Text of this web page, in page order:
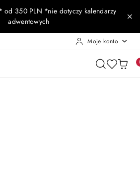
głównej
konto
głównego
produktu
od 350 PLN *nie dotyczy kalendarzy
adwentowych
Moje konto